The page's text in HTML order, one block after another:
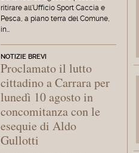
ritirare all'Ufficio Sport Caccia e
Pesca, a piano terra del Comune,
in…
NOTIZIE BREVI
Proclamato il lutto
cittadino a Carrara per
lunedì 10 agosto in
concomitanza con le
esequie di Aldo
Gullotti